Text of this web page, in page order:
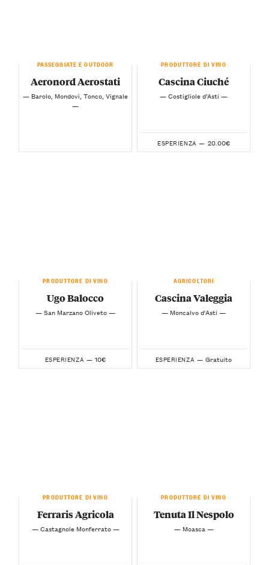
PASSEGGIATE E OUTDOOR
Aeronord Aerostati
— Barolo, Mondovì, Tonco, Vignale
—
PRODUTTORE DI VINO
Cascina Ciuché
— Costigliole d’Asti —
ESPERIENZA — 20.00€
PRODUTTORE DI VINO
Ugo Balocco
— San Marzano Oliveto —
ESPERIENZA — 10€
AGRICOLTORI
Cascina Valeggia
— Moncalvo d'Asti —
ESPERIENZA — Gratuito
PRODUTTORE DI VINO
Ferraris Agricola
— Castagnole Monferrato —
PRODUTTORE DI VINO
Tenuta Il Nespolo
— Moasca —